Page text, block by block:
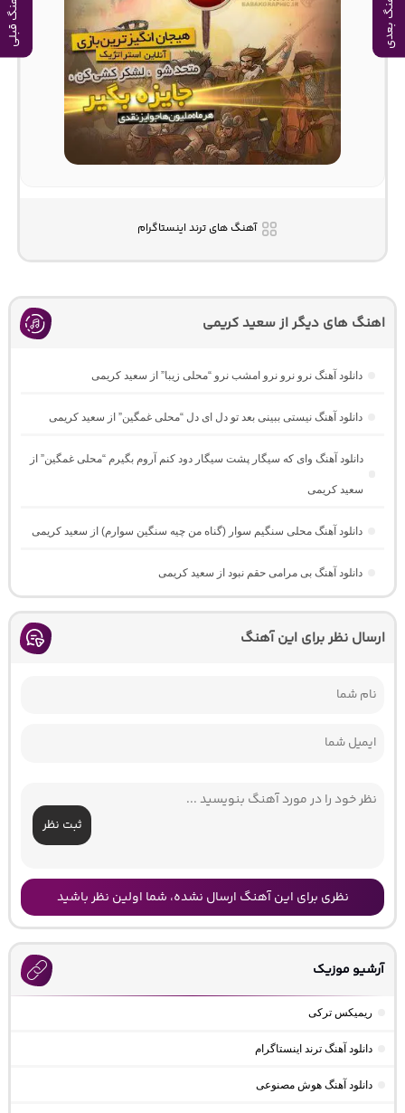
آهنگ بعدی آهنگ قبلی
آهنگ های ترند اینستاگرام
اهنگ های دیگر از سعید کریمی
دانلود آهنگ نرو نرو نرو امشب نرو “محلی زیبا” از سعید کریمی
دانلود آهنگ نیستی ببینی بعد تو دل ای دل “محلی غمگین” از سعید کریمی
دانلود آهنگ وای که سیگار پشت سیگار دود کنم آروم بگیرم “محلی غمگین” از
سعید کریمی
دانلود آهنگ محلی سنگیم سوار (گناه من چیه سنگین سوارم) از سعید کریمی
دانلود آهنگ بی مرامی حقم نبود از سعید کریمی
ارسال نظر برای این آهنگ
ثبت نظر
نظری برای این آهنگ ارسال نشده، شما اولین نظر باشید
آرشیو موزیک
ریمیکس ترکی
دانلود آهنگ ترند اینستاگرام
دانلود آهنگ هوش مصنوعی